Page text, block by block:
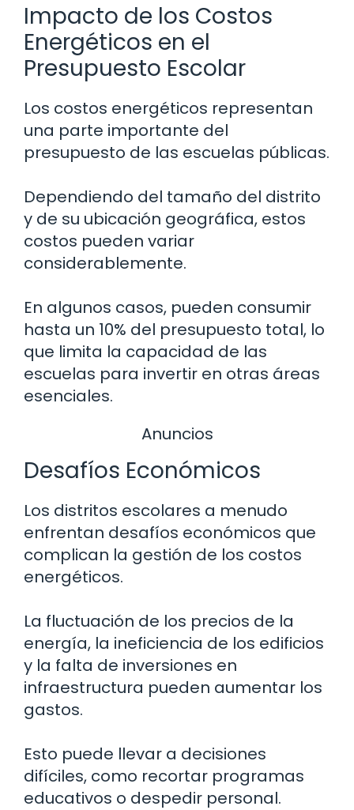
Impacto de los Costos
Energéticos en el
Presupuesto Escolar
Los costos energéticos representan
una parte importante del
presupuesto de las escuelas públicas.
Dependiendo del tamaño del distrito
y de su ubicación geográfica, estos
costos pueden variar
considerablemente.
En algunos casos, pueden consumir
hasta un 10% del presupuesto total, lo
que limita la capacidad de las
escuelas para invertir en otras áreas
esenciales.
Anuncios
Desafíos Económicos
Los distritos escolares a menudo
enfrentan desafíos económicos que
complican la gestión de los costos
energéticos.
La fluctuación de los precios de la
energía, la ineficiencia de los edificios
y la falta de inversiones en
infraestructura pueden aumentar los
gastos.
Esto puede llevar a decisiones
difíciles, como recortar programas
educativos o despedir personal.